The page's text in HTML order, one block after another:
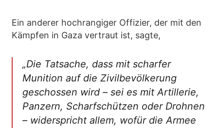
Ein anderer hochrangiger Offizier, der mit den
Kämpfen in Gaza vertraut ist, sagte,
„Die Tatsache, dass mit scharfer
Munition auf die Zivilbevölkerung
geschossen wird – sei es mit Artillerie,
Panzern, Scharfschützen oder Drohnen
– widerspricht allem, wofür die Armee